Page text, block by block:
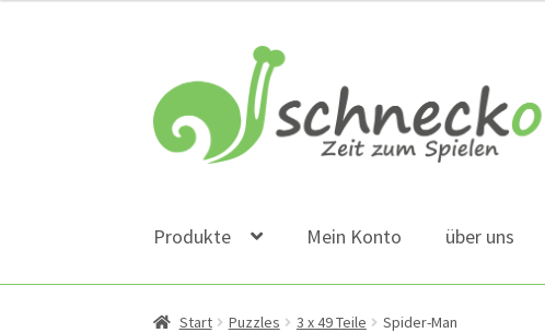
Navigation
springen
Inhalt
springen
Produkte Mein Konto über uns
Start Puzzles 3 x 49 Teile Spider-Man